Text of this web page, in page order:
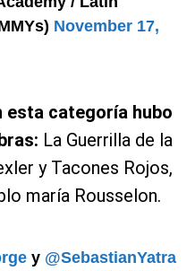
November 17,
esta categoría hubo
La Guerrilla de la
y Tacones Rojos,
maría Rousselon.
y @SebastianYatra